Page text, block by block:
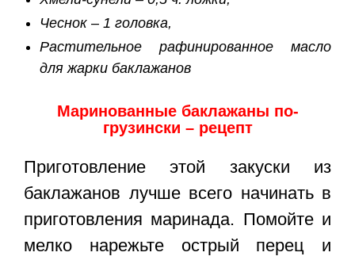
Чеснок – 1 головка,
Растительное рафинированное масло
для жарки баклажанов
Маринованные баклажаны по-
грузински – рецепт
Приготовление этой закуски из
баклажанов лучше всего начинать в
приготовления маринада. Помойте и
мелко нарежьте острый перец и